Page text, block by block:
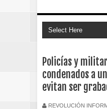
Policías y
condenados a
evitan ser
REVOLUCIÓN